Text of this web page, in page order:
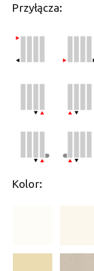
Przyłącza:
Kolor: